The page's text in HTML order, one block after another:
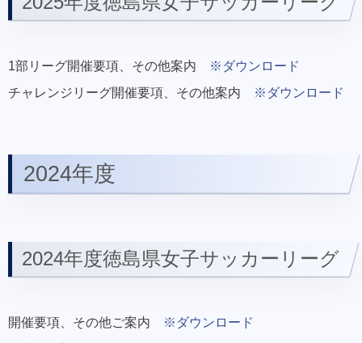
1部リーグ開催要項、その他案内
※ダウンロード
チャレンジリーグ開催要項、その他案内
※ダウンロード
2024年度
2024年度徳島県女子サッカーリーグ
開催要項、その他ご案内
※ダウンロード